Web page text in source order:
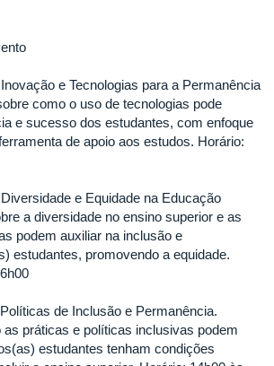
e Tecnologias para a Permanência
como o uso de tecnologias pode
e sucesso dos estudantes, com enfoque
de apoio aos estudos. Horário:
e Equidade na Educação
a diversidade no ensino superior e as
podem auxiliar na inclusão e
estudantes, promovendo a equidade.
de Inclusão e Permanência.
as práticas e políticas inclusivas podem
estudantes tenham condições